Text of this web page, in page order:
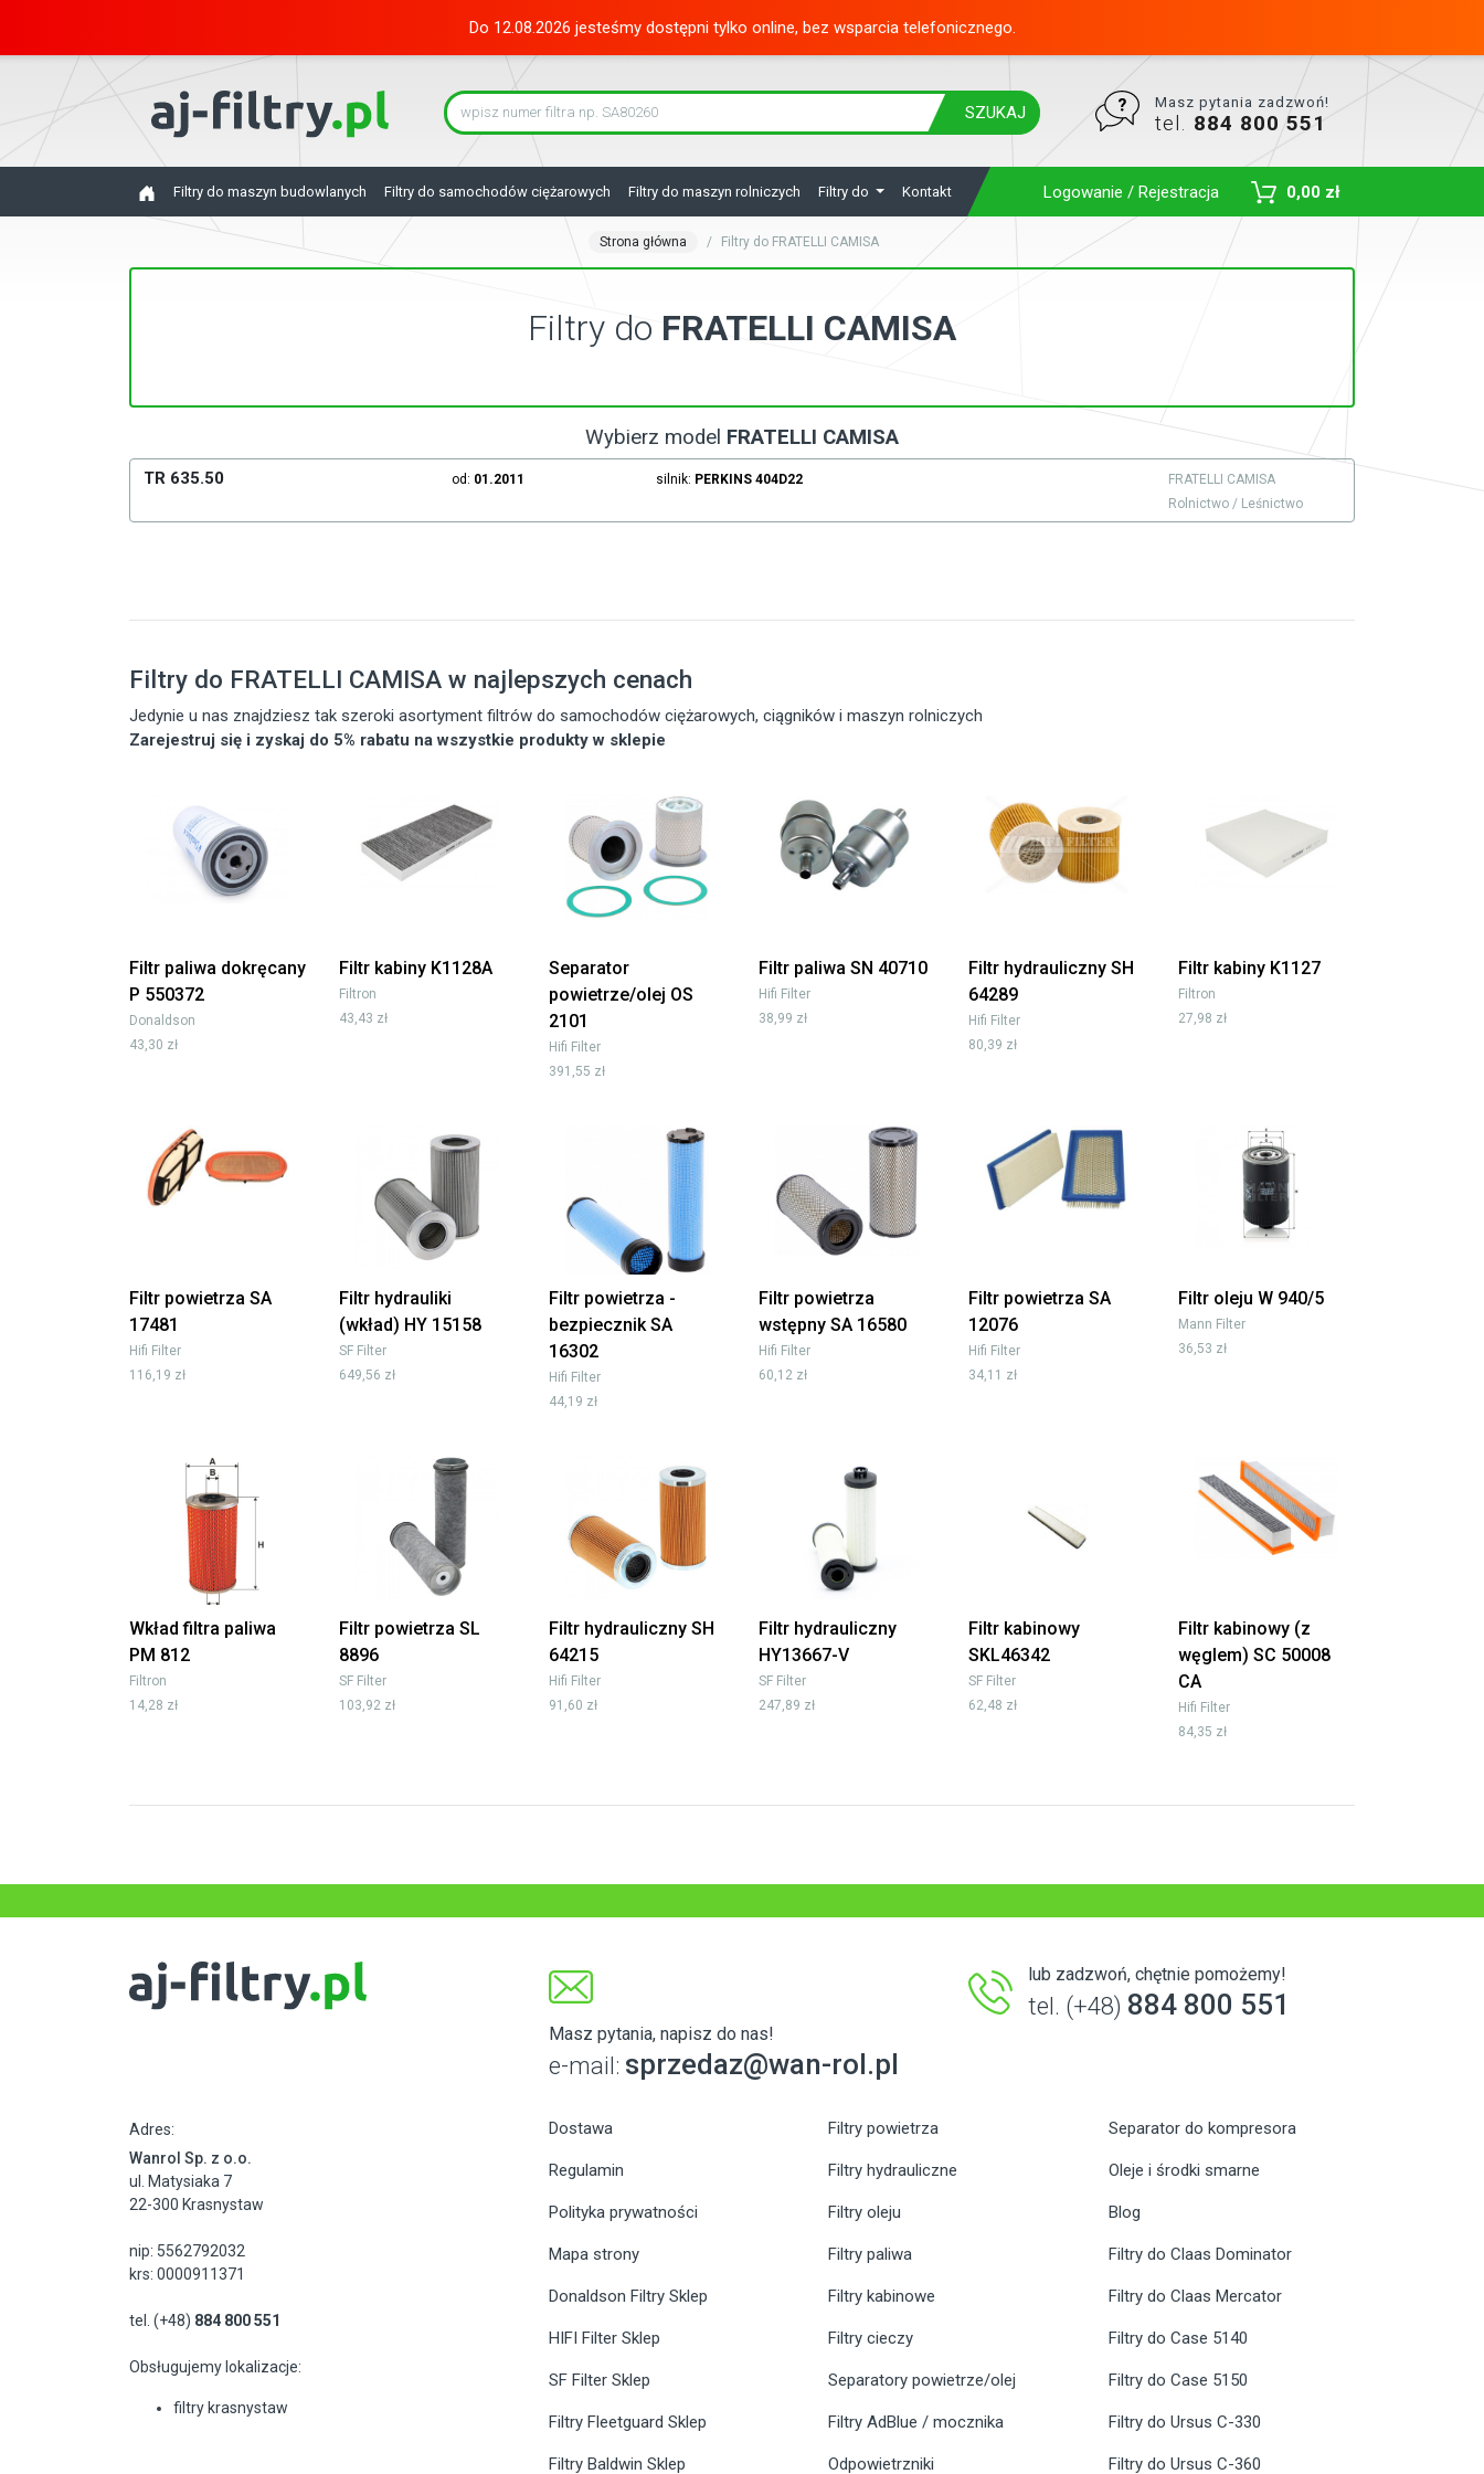
Do 12.08.2026 jesteśmy dostępni tylko online, bez wsparcia telefonicznego.
SZUKAJ
Masz pytania zadzwoń!
tel. 884 800 551
Filtry do maszyn budowlanych Filtry do samochodów ciężarowych Filtry do maszyn rolniczych Filtry do Kontakt Logowanie / Rejestracja 0,00 zł
Strona główna Filtry do FRATELLI CAMISA
Filtry do FRATELLI CAMISA
Wybierz model FRATELLI CAMISA
TR 635.50 od: 01.2011 silnik: PERKINS 404D22
FRATELLI CAMISA
Rolnictwo / Leśnictwo
Filtry do FRATELLI CAMISA w najlepszych cenach
Jedynie u nas znajdziesz tak szeroki asortyment filtrów do samochodów ciężarowych, ciągników i maszyn rolniczych
Zarejestruj się i zyskaj do 5% rabatu na wszystkie produkty w sklepie
Filtr paliwa dokręcany
P 550372
Donaldson
43,30 zł
Filtr kabiny K1128A
Filtron
43,43 zł
Separator
powietrze/olej OS
2101
Hifi Filter
391,55 zł
Filtr paliwa SN 40710
Hifi Filter
38,99 zł
Filtr hydrauliczny SH
64289
Hifi Filter
80,39 zł
Filtr kabiny K1127
Filtron
27,98 zł
Filtr powietrza SA
17481
Hifi Filter
116,19 zł
Filtr hydrauliki
(wkład) HY 15158
SF Filter
649,56 zł
Filtr powietrza -
bezpiecznik SA
16302
Hifi Filter
44,19 zł
Filtr powietrza
wstępny SA 16580
Hifi Filter
60,12 zł
Filtr powietrza SA
12076
Hifi Filter
34,11 zł
Filtr oleju W 940/5
Mann Filter
36,53 zł
Wkład filtra paliwa
PM 812
Filtron
14,28 zł
Filtr powietrza SL
8896
SF Filter
103,92 zł
Filtr hydrauliczny SH
64215
Hifi Filter
91,60 zł
Filtr hydrauliczny
HY13667-V
SF Filter
247,89 zł
Filtr kabinowy
SKL46342
SF Filter
62,48 zł
Filtr kabinowy (z
węglem) SC 50008
CA
Hifi Filter
84,35 zł
Masz pytania, napisz do nas!
e-mail: sprzedaz@wan-rol.pl
lub zadzwoń, chętnie pomożemy!
tel. (+48) 884 800 551
Adres:
Wanrol Sp. z o.o.
ul. Matysiaka 7
22-300 Krasnystaw
nip: 5562792032
krs: 0000911371
tel. (+48) 884 800 551
Obsługujemy lokalizacje:
filtry krasnystaw
Dostawa
Regulamin
Polityka prywatności
Mapa strony
Donaldson Filtry Sklep
HIFI Filter Sklep
SF Filter Sklep
Filtry Fleetguard Sklep
Filtry Baldwin Sklep
Filtry powietrza
Filtry hydrauliczne
Filtry oleju
Filtry paliwa
Filtry kabinowe
Filtry cieczy
Separatory powietrze/olej
Filtry AdBlue / mocznika
Odpowietrzniki
Separator do kompresora
Oleje i środki smarne
Blog
Filtry do Claas Dominator
Filtry do Claas Mercator
Filtry do Case 5140
Filtry do Case 5150
Filtry do Ursus C-330
Filtry do Ursus C-360